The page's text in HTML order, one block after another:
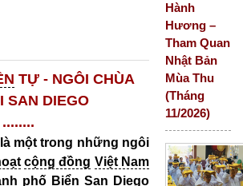
TỰ - NGÔI CHÙA
SAN DIEGO
........
một trong những ngôi
cộng đồng Việt Nam
phố Biển San Diego
Hành
Hương –
Tham Quan
Nhật Bản
Mùa Thu
(Tháng
11/2026)